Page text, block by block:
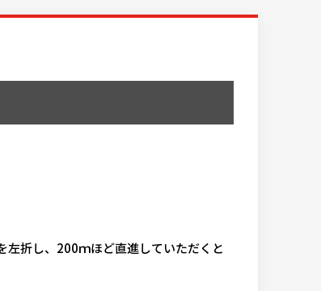
左折し、200ｍほど直進していただくと